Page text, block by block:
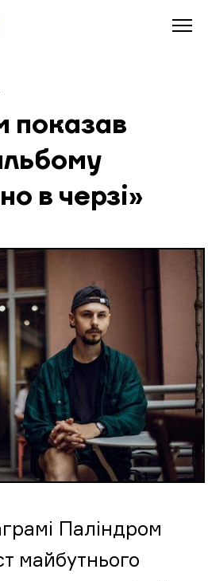
показав
в черзі»
Паліндром
майбутнього